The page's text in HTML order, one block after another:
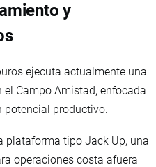
y
ejecuta actualmente una
Campo Amistad, enfocada
potencial productivo.
plataforma tipo Jack Up, una
operaciones costa afuera